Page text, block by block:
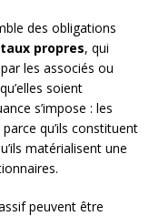
des obligations
propres, qui
les associés ou
soient
s’impose : les
qu’ils constituent
matérialisent une
peuvent être